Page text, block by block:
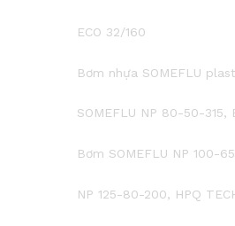
ECO 32/160
Bơm nhựa SOMEFLU
SOMEFLU NP 80-50-315,
Bơm SOMEFLU NP 100-
NP 125-80-200, HPQ